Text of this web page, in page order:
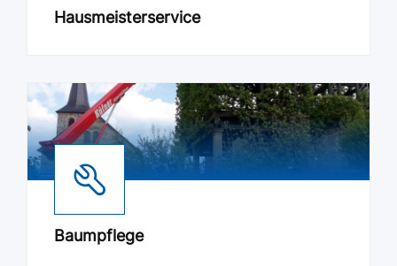
Hausmeisterservice
Baumpflege